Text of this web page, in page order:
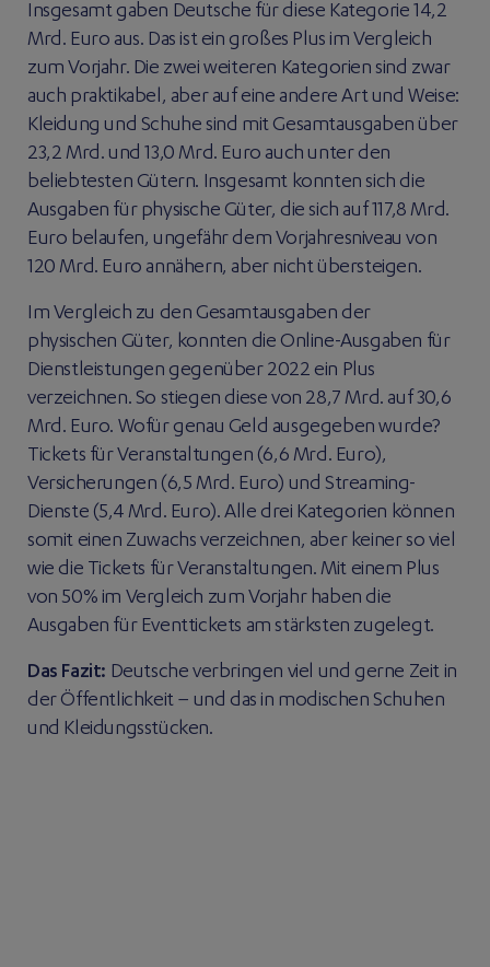
Insgesamt gaben Deutsche für diese Kategorie 14,2
Mrd. Euro aus. Das ist ein großes Plus im Vergleich
zum Vorjahr. Die zwei weiteren Kategorien sind zwar
auch praktikabel, aber auf eine andere Art und Weise:
Kleidung und Schuhe sind mit Gesamtausgaben über
23,2 Mrd. und 13,0 Mrd. Euro auch unter den
beliebtesten Gütern. Insgesamt konnten sich die
Ausgaben für physische Güter, die sich auf 117,8 Mrd.
Euro belaufen, ungefähr dem Vorjahresniveau von
120 Mrd. Euro annähern, aber nicht übersteigen.
Im Vergleich zu den Gesamtausgaben der
physischen Güter, konnten die Online-Ausgaben für
Dienstleistungen gegenüber 2022 ein Plus
verzeichnen. So stiegen diese von 28,7 Mrd. auf 30,6
Mrd. Euro. Wofür genau Geld ausgegeben wurde?
Tickets für Veranstaltungen (6,6 Mrd. Euro),
Versicherungen (6,5 Mrd. Euro) und Streaming-
Dienste (5,4 Mrd. Euro). Alle drei Kategorien können
somit einen Zuwachs verzeichnen, aber keiner so viel
wie die Tickets für Veranstaltungen. Mit einem Plus
von 50% im Vergleich zum Vorjahr haben die
Ausgaben für Eventtickets am stärksten zugelegt.
Das Fazit: Deutsche verbringen viel und gerne Zeit in
der Öffentlichkeit – und das in modischen Schuhen
und Kleidungsstücken.